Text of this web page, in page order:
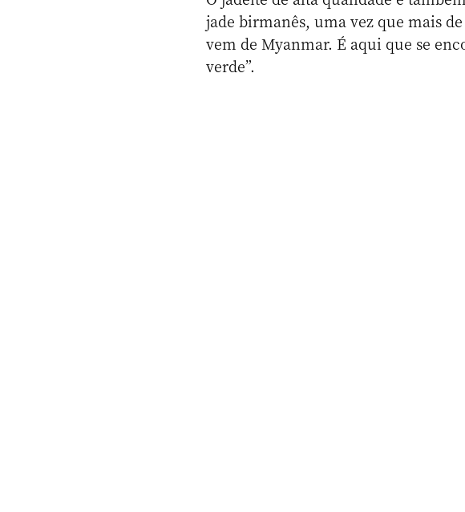
jade birmanês, uma vez que mais
vem de Myanmar. É aqui que se
verde”.